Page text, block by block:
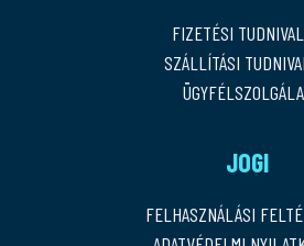
FIZETÉSI
SZÁLLÍTÁSI
JOGI
FELHASZNÁLÁSI